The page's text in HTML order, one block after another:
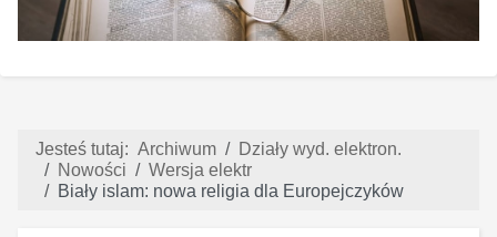
Jesteś tutaj: Archiwum
Działy wyd. elektron.
Nowości
Wersja elektr
Biały islam: nowa religia dla Europejczyków